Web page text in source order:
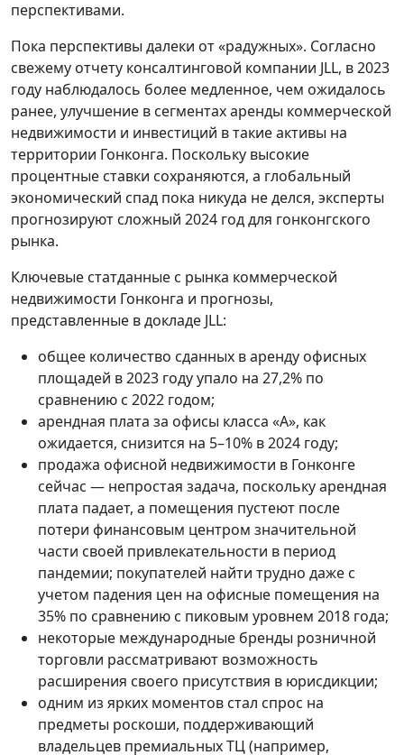
перспективами.
Пока перспективы далеки от «радужных». Согласно
свежему отчету консалтинговой компании JLL, в 2023
году наблюдалось более медленное, чем ожидалось
ранее, улучшение в сегментах аренды коммерческой
недвижимости и инвестиций в такие активы на
территории Гонконга. Поскольку высокие
процентные ставки сохраняются, а глобальный
экономический спад пока никуда не делся, эксперты
прогнозируют сложный 2024 год для гонконгского
рынка.
Ключевые статданные с рынка коммерческой
недвижимости Гонконга и прогнозы,
представленные в докладе JLL:
общее количество сданных в аренду офисных
площадей в 2023 году упало на 27,2% по
сравнению с 2022 годом;
арендная плата за офисы класса «А», как
ожидается, снизится на 5–10% в 2024 году;
продажа офисной недвижимости в Гонконге
сейчас — непростая задача, поскольку арендная
плата падает, а помещения пустеют после
потери финансовым центром значительной
части своей привлекательности в период
пандемии; покупателей найти трудно даже с
учетом падения цен на офисные помещения на
35% по сравнению с пиковым уровнем 2018 года;
некоторые международные бренды розничной
торговли рассматривают возможность
расширения своего присутствия в юрисдикции;
одним из ярких моментов стал спрос на
предметы роскоши, поддерживающий
владельцев премиальных ТЦ (например,